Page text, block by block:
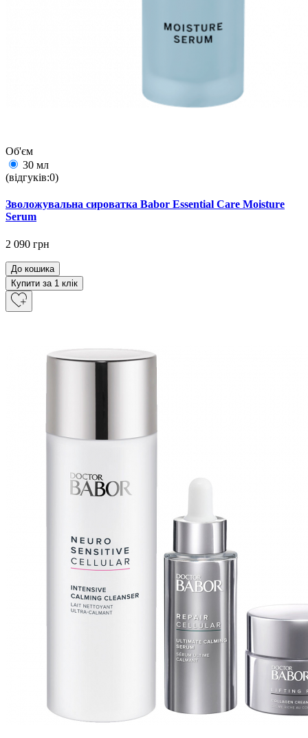
Об'єм
30 мл
(відгуків:0)
Зволожувальна сироватка Babor Essential Care Moisture
Serum
2 090 грн
До кошика
Купити за 1 клiк